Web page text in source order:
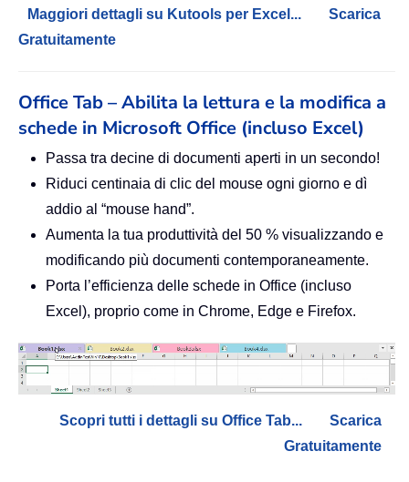
Maggiori dettagli su Kutools per Excel...
Scarica
Gratuitamente
Office Tab – Abilita la lettura e la modifica a
schede in Microsoft Office (incluso Excel)
Passa tra decine di documenti aperti in un secondo!
Riduci centinaia di clic del mouse ogni giorno e dì
addio al “mouse hand”.
Aumenta la tua produttività del 50 % visualizzando e
modificando più documenti contemporaneamente.
Porta l’efficienza delle schede in Office (incluso
Excel), proprio come in Chrome, Edge e Firefox.
Scopri tutti i dettagli su Office Tab...
Scarica
Gratuitamente